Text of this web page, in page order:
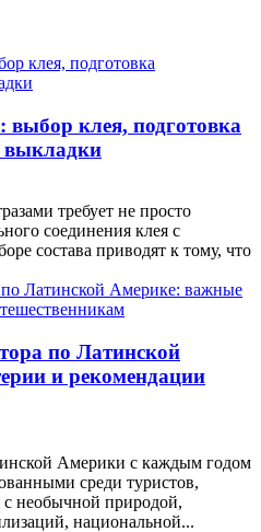
выбор клея, подготовка
выкладки
требует не просто
соединения клея с
состава приводят к тому, что
по Латинской
и рекомендации
Америки с каждым годом
среди туристов,
с необычной природой,
национальной...